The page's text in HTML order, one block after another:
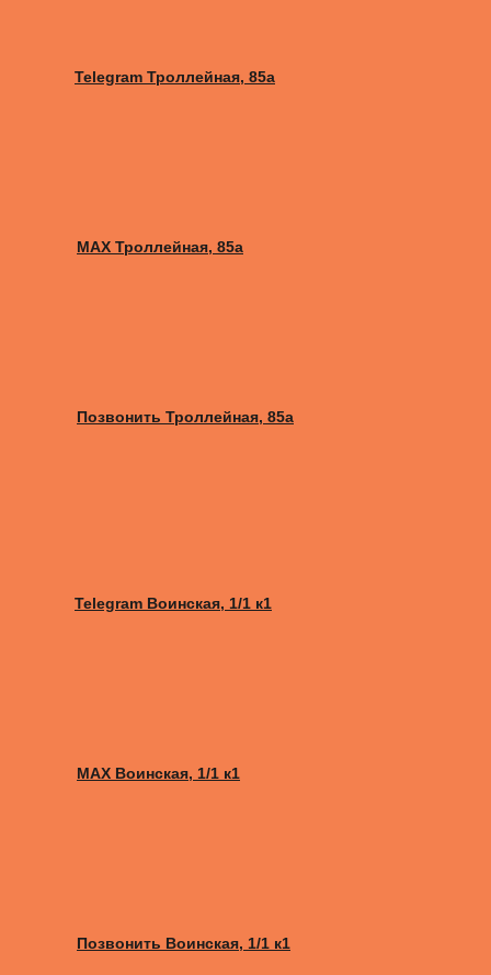
Telegram Троллейная, 85а
MAX Троллейная, 85а
Позвонить Троллейная, 85а
Telegram Воинская, 1/1 к1
MAX Воинская, 1/1 к1
Позвонить Воинская, 1/1 к1